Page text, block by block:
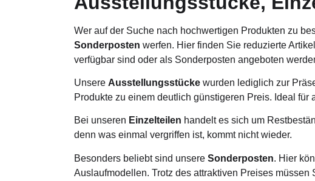
Wer auf der Suche nach hochwertigen Produkten zu
Sonderposten werfen. Hier finden Sie reduzierte
verfügbar sind oder als Sonderposten angeboten
Unsere Ausstellungsstücke wurden lediglich zur
Produkte zu einem deutlich günstigeren Preis. Ideal
Bei unseren Einzelteilen handelt es sich um
denn was einmal vergriffen ist, kommt nicht wieder.
Besonders beliebt sind unsere Sonderposten. Hier
Auslaufmodellen. Trotz des attraktiven Preises